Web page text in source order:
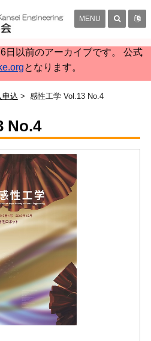
日以前のアーカイブです。 公式
となります。
MENU
申込 感性工学 Vol.13 No.4
No.4